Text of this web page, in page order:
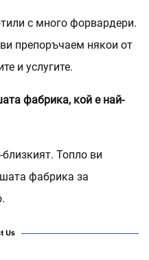
с много форвардери.
препоръчаем някои от
и услугите.
фабрика, кой е най-
Топло ви
фабрика за